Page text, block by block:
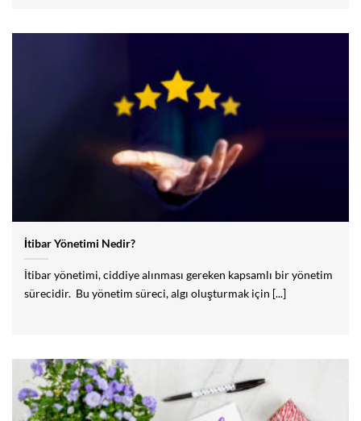
İtibar Yönetimi Nedir?
İtibar yönetimi, ciddiye alınması gereken kapsamlı bir yönetim
sürecidir. Bu yönetim süreci, algı oluşturmak için [...]